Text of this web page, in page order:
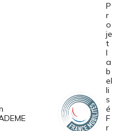
P
r
o
je
t
l
a
b
el
li
s
é
F
r